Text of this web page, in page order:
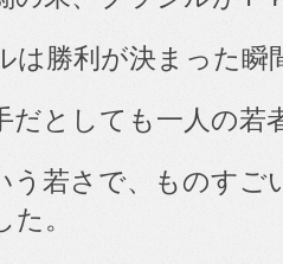
は勝利が決まった瞬
だとしても一人の若
う若さで、ものす
。